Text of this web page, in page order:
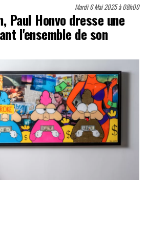
Mardi 6 Mai 2025 à 08h00
Paul Honvo dresse une
l'ensemble de son